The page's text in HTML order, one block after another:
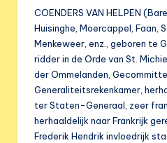
COENDERS VAN HELPEN
Huisinghe, Moercappel, Faan,
Menkeweer, enz., geboren te
ridder in de Orde van St.
der Ommelanden,
Generaliteitsrekenkamer,
ter Staten-Generaal, zeer
herhaaldelijk naar Frankrijk
Frederik Hendrik invloedrijk